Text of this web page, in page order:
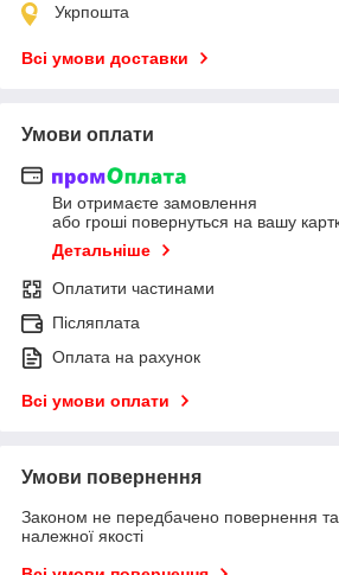
Укрпошта
Всі умови доставки
Умови оплати
Ви отримаєте замовлення
або гроші повернуться на вашу
Детальніше
Оплатити частинами
Післяплата
Оплата на рахунок
Всі умови оплати
Умови повернення
Законом не передбачено повернення
належної якості